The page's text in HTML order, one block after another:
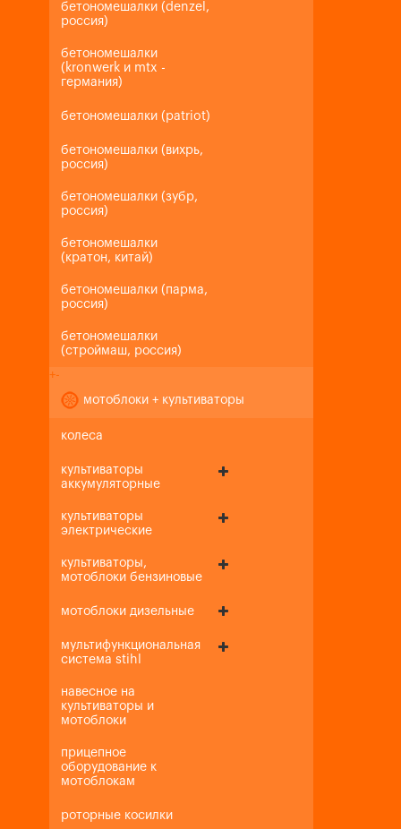
бетономешалки (denzel,
россия)
бетономешалки
(kronwerk и mtx -
германия)
бетономешалки (patriot)
бетономешалки (вихрь,
россия)
бетономешалки (зубр,
россия)
бетономешалки
(кратон, китай)
бетономешалки (парма,
россия)
бетономешалки
(строймаш, россия)
+-
мотоблоки + культиваторы
колеса
культиваторы
аккумуляторные
культиваторы
электрические
культиваторы,
мотоблоки бензиновые
мотоблоки дизельные
мультифункциональная
система stihl
навесное на
культиваторы и
мотоблоки
прицепное
оборудование к
мотоблокам
роторные косилки